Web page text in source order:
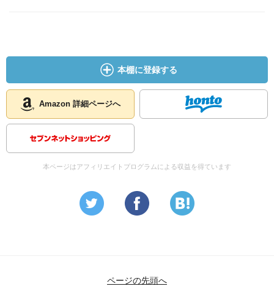
本棚に登録する
Amazon 詳細ページへ
本ページはアフィリエイトプログラムによる収益を得ています
ページの先頭へ